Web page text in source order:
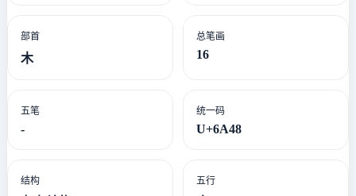
部首
木
总笔画
16
五笔
-
统一码
U+6A48
结构 五行